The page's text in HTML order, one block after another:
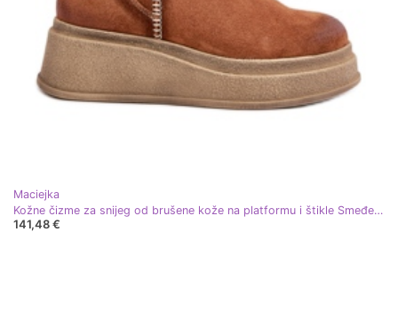
Maciejka
Kožne čizme za snijeg od brušene kože na platformu i štikle Smeđe Maciejka 06769-29 Smeđe smeđa
141,48 €